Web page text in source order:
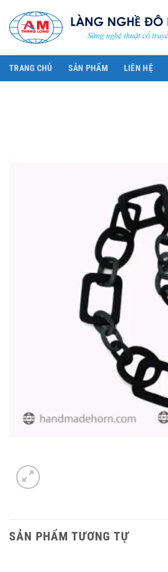
qua
nội
dung
TRANG CHỦ SẢN PHẨM LIÊN HỆ
SẢN PHẨM TƯƠNG TỰ